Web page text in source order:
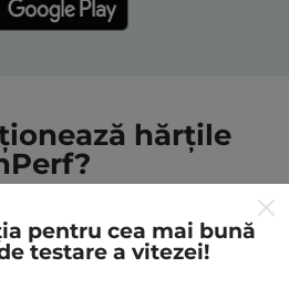
hărțile
pentru cea mai bună
testare a vitezei!